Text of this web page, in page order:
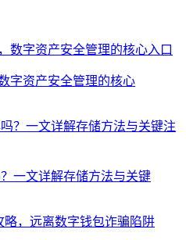
字资产安全管理的核心
一文详解存储方法与关键